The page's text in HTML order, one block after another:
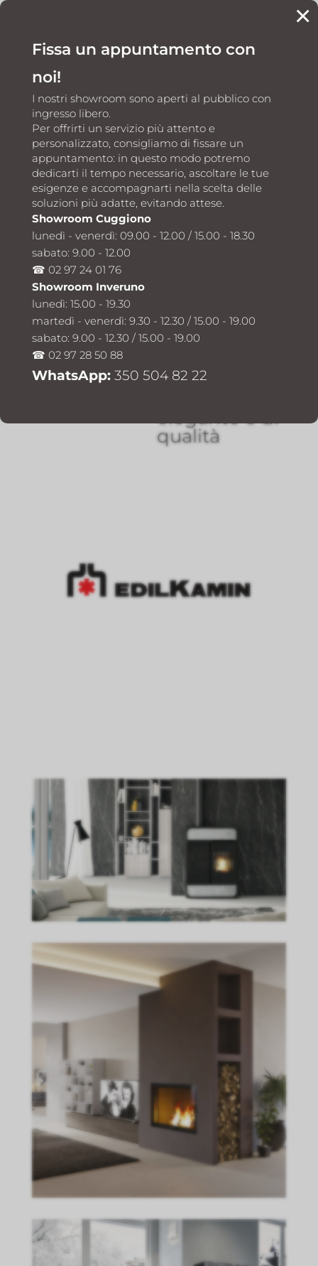
×
Fissa un appuntamento con
noi!
I nostri showroom sono aperti al pubblico con
ingresso libero.
Per offrirti un servizio più attento e
personalizzato, consigliamo di fissare un
appuntamento: in questo modo potremo
dedicarti il tempo necessario, ascoltare le tue
esigenze e accompagnarti nella scelta delle
soluzioni più adatte, evitando attese.
Showroom Cuggiono
lunedì - venerdì: 09.00 - 12.00 / 15.00 - 18.30
sabato: 9.00 - 12.00
☎ 02 97 24 01 76
Showroom Inveruno
lunedì: 15.00 - 19.30
martedì - venerdì: 9.30 - 12.30 / 15.00 - 19.00
sabato: 9.00 - 12.30 / 15.00 - 19.00
☎ 02 97 28 50 88
WhatsApp:350 504 82 22
CONTATTI
Home 5 Camini e stufe 5 EDILKAMIN
Camini e stufe
EDILKAMIN
soluzioni a
pellet e legna
riscaldamento
elegante e di
qualità